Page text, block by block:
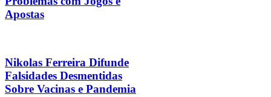
Apostas
Nikolas Ferreira Difunde
Falsidades Desmentidas
Sobre Vacinas e Pandemia